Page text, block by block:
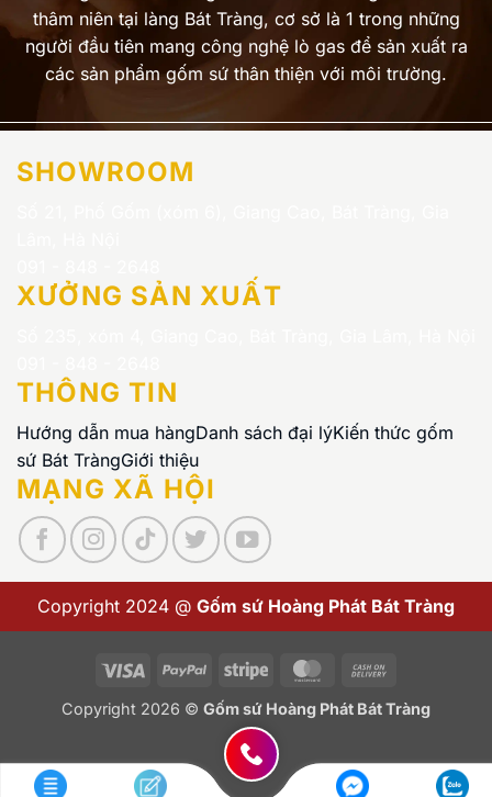
thâm niên tại làng Bát Tràng, cơ sở là 1 trong những
người đầu tiên mang công nghệ lò gas để sản xuất ra
các sản phẩm gốm sứ thân thiện với môi trường.
SHOWROOM
XƯỞNG SẢN XUẤT
THÔNG TIN
Hướng dẫn mua hàngDanh sách đại lýKiến thức gốm
sứ Bát TràngGiới thiệu
MẠNG XÃ HỘI
Copyright 2024 @ Gốm sứ Hoàng Phát Bát Tràng
Visa PayPal Stripe MasterCard
Delivery
Copyright 2026 © Gốm sứ Hoàng Phát Bát Tràng